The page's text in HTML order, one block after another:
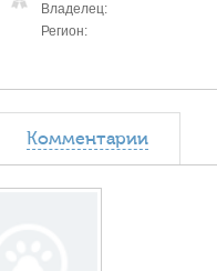
Владелец:
Регион:
Комментарии